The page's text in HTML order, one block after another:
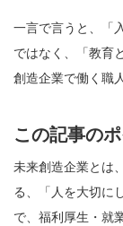
一言で言うと、「
ではなく、「教育
創造企業で働く職
この記事の
未来創造企業とは
る、「人を大切に
で、福利厚生・就